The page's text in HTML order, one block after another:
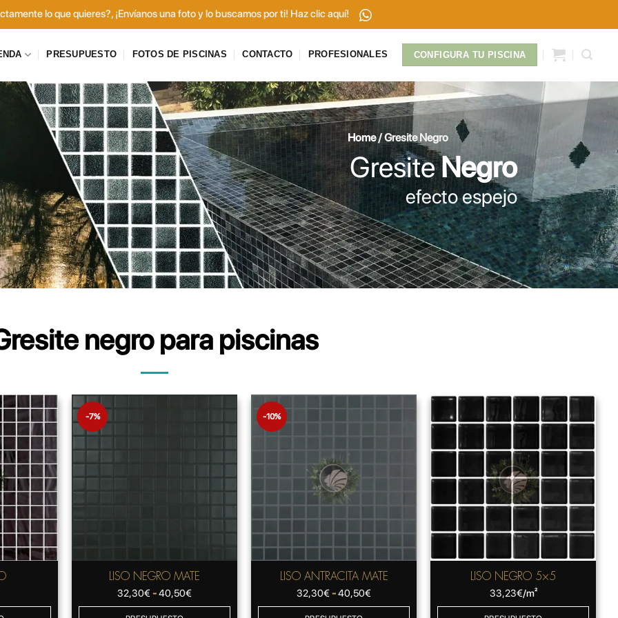
lo que quieres?, ¡Envíanos una foto y lo buscamos por ti! Haz clic aquí!
PRESUPUESTO FOTOS DE PISCINAS CONTACTO PROFESIONALES CONFIGURA TU PISCINA
Home/Gresite Negro
GresiteNegro
efecto espejo
negro para piscinas
-7%
LISO NEGRO MATE
32,30€-40,50€Rango
-10%
LISO ANTRACITA MATE
32,30€-40,50€Rango
LISO NEGRO 5×5
33,23€/m²